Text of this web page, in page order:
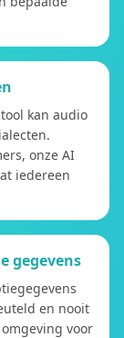
kan audio
onze AI
iedereen
gegevens
en nooit
voor